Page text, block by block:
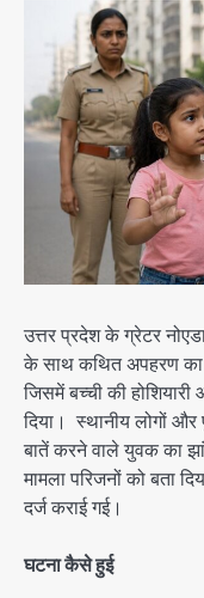
उत्तर प्रदेश के ग्रेटर
के साथ कथित अपहरण
जिसमें बच्ची की
दिया। स्थानीय लोगों
बातें करने वाले युवक का
मामला परिजनों को बता
दर्ज कराई गई।
घटना कैसे हुई